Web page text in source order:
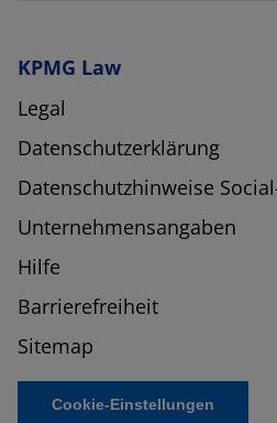
KPMG Law
Legal
Datenschutzerklärung
Datenschutzhinweise
Unternehmensangaben
Hilfe
Barrierefreiheit
Sitemap
Cookie-Einstellungen